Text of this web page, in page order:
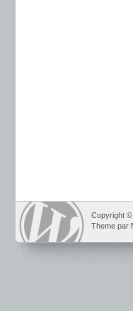
Copyright
Theme par